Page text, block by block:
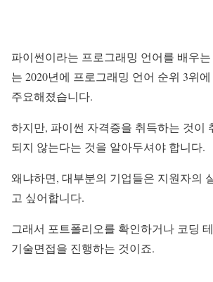
파이썬이라는 프로그래밍 언어를 배우
는 2020년에 프로그래밍 언어 순위 3위
주요해졌습니다.
하지만, 파이썬 자격증을 취득하는 것이
되지 않는다는 것을 알아두셔야 합니다.
왜냐하면, 대부분의 기업들은 지원자의
고 싶어합니다.
그래서 포트폴리오를 확인하거나 코딩
기술면접을 진행하는 것이죠.